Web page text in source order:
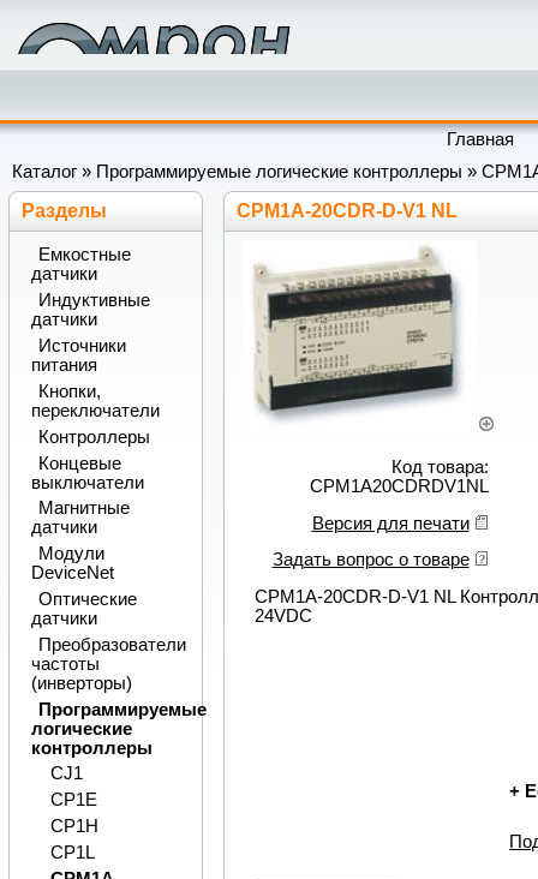
Главная
Каталог » Программируемые логические контроллеры »
CPM1A-20CDR-D-V1 NL
Код товара:
CPM1A20CDRDV1NL
Версия для печати
Задать вопрос о товаре
CPM1A-20CDR-D-V1 NL
24VDC
+
Разделы
Емкостные
датчики
Индуктивные
датчики
Источники
питания
Кнопки,
переключатели
Контроллеры
Концевые
выключатели
Магнитные
датчики
Модули
DeviceNet
Оптические
датчики
Преобразователи
частоты
(инверторы)
Программируемые
логические
контроллеры
CJ1
CP1E
CP1H
CP1L